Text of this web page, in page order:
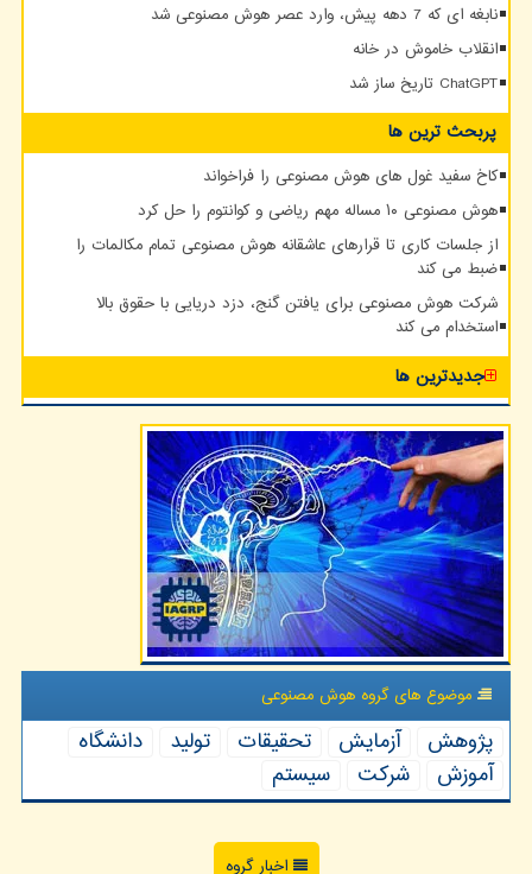
نابغه ای که 7 دهه پیش، وارد عصر هوش مصنوعی شد
انقلاب خاموش در خانه
ChatGPT تاریخ ساز شد
پربحث ترین ها
کاخ سفید غول های هوش مصنوعی را فراخواند
هوش مصنوعی ۱۰ مساله مهم ریاضی و کوانتوم را حل کرد
از جلسات کاری تا قرارهای عاشقانه هوش مصنوعی تمام مکالمات را
ضبط می کند
شرکت هوش مصنوعی برای یافتن گنج، دزد دریایی با حقوق بالا
استخدام می کند
جدیدترین ها
موضوع های گروه هوش مصنوعی
پژوهش آزمایش تحقیقات تولید
دانشگاه
آموزش
شركت سیستم
اخبار گروه